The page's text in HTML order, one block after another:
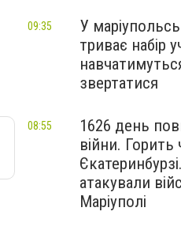
У
триває набір
звертатися
09:35
1626 день
війни. Горить
атакували
Маріуполі
08:55